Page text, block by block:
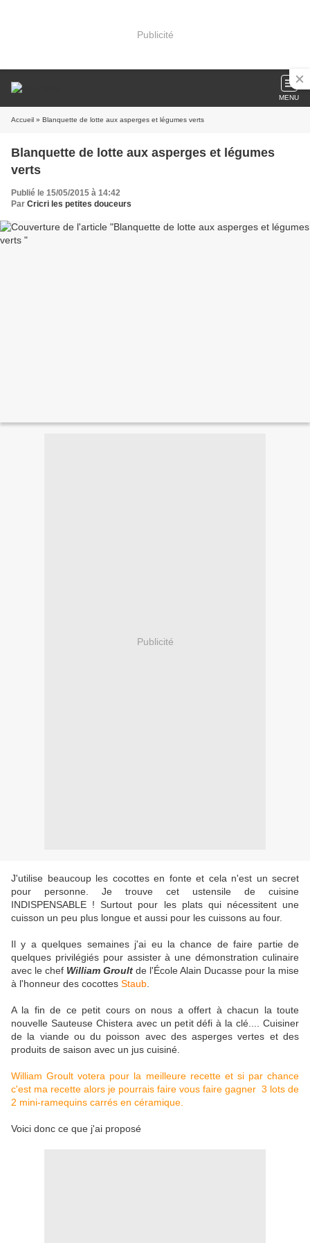
Publicité
MENU
Accueil » Blanquette de lotte aux asperges et légumes verts
Blanquette de lotte aux asperges et légumes
verts
Publié le 15/05/2015 à 14:42
Par Cricri les petites douceurs
Publicité
J'utilise beaucoup les cocottes en fonte et cela n'est un secret
pour personne. Je trouve cet ustensile de cuisine
INDISPENSABLE ! Surtout pour les plats qui nécessitent une
cuisson un peu plus longue et aussi pour les cuissons au four.
Il y a quelques semaines j'ai eu la chance de faire partie de
quelques privilégiés pour assister à une démonstration culinaire
avec le chef William Groult de l'École Alain Ducasse pour la mise
à l'honneur des cocottes Staub
A la fin de ce petit cours on nous a offert à chacun la toute
nouvelle Sauteuse Chistera avec un petit défi à la clé.... Cuisiner
de la viande ou du poisson avec des asperges vertes et des
produits de saison avec un jus cuisiné.
William Groult votera pour la meilleure recette et si par chance
c'est ma recette alors je pourrais faire vous faire gagner 3 lots de
2 mini-ramequins carrés en céramique.
Voici donc ce que j'ai proposé